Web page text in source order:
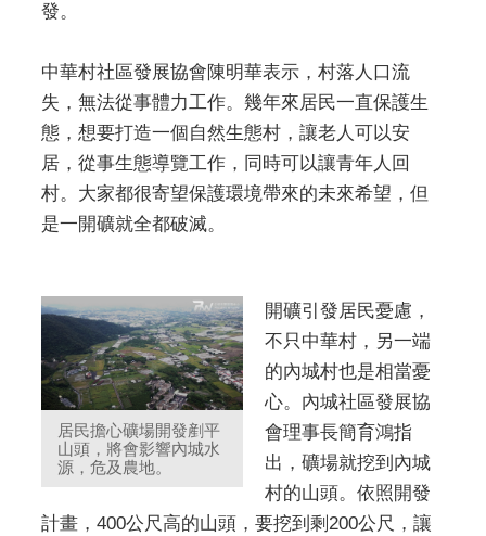
發。
中華村社區發展協會陳明華表示，村落人口流
失，無法從事體力工作。幾年來居民一直保護生
態，想要打造一個自然生態村，讓老人可以安
居，從事生態導覽工作，同時可以讓青年人回
村。大家都很寄望保護環境帶來的未來希望，但
是一開礦就全都破滅。
居民擔心礦場開發剷平
山頭，將會影響內城水
源，危及農地。
開礦引發居民憂慮，
不只中華村，另一端
的內城村也是相當憂
心。內城社區發展協
會理事長簡育鴻指
出，礦場就挖到內城
村的山頭。依照開發
計畫，400公尺高的山頭，要挖到剩200公尺，讓